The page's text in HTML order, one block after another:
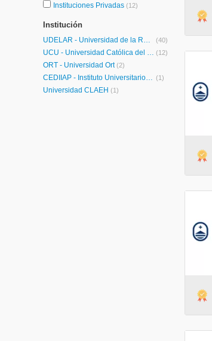
Instituciones Privadas (12)
Institución
UDELAR - Universidad de la República (40)
UCU - Universidad Católica del Uruguay (12)
ORT - Universidad Ort (2)
CEDIIAP - Instituto Universitario Centro de Docencia, Investigación e Información del Aprendizaje (1)
Universidad CLAEH (1)